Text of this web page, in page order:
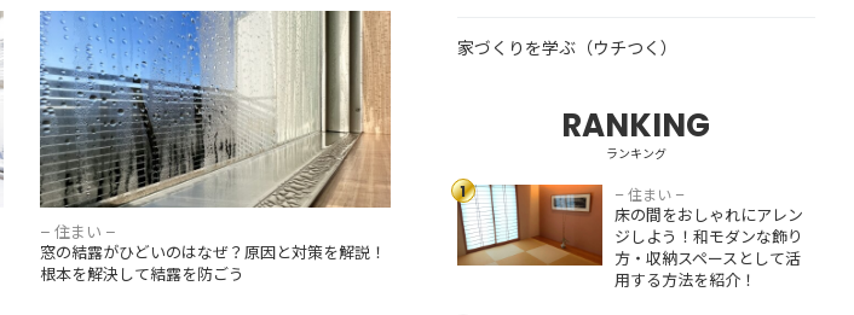
窓の結露がひどいのはなぜ？原因と対策を解
説！根本を解決して結露を防ごう
– 住まい –
窓の結露がひどいのはなぜ？原因と対策を解説！
根本を解決して結露を防ごう
家づくりを学ぶ（ウチつく）
RANKING
ランキング
1
床の間をおしゃれ
り方・収納スペー
スとして活用する
方法を紹介！
– 住まい –
床の間をおしゃれにアレン
ジしよう！和モダンな飾り
方・収納スペースとして活
用する方法を紹介！